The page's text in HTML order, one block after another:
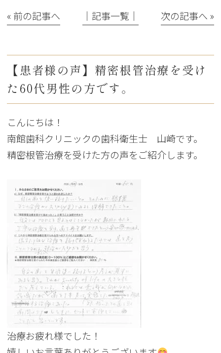
« 前の記事へ │記事一覧│ 次の記事へ »
【患者様の声】精密根管治療を受け
た60代男性の方です。
こんにちは！
南館歯科クリニックの歯科衛生士 山崎です。
精密根管治療を受けた方の声をご紹介します。
治療お疲れ様でした！